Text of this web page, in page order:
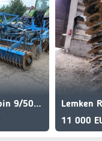
Lemken Rubin 9/500 K U E A
11 000